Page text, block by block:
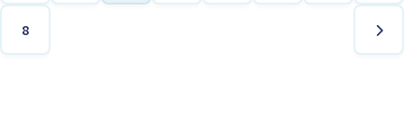
pagina
Pagina
8